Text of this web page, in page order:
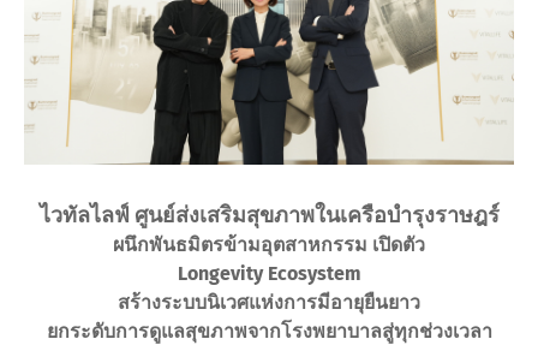
ไวทัลไลฟ์ ศูนย์ส่งเสริมสุขภาพในเครือบำรุงราษฎร์
ผนึกพันธมิตรข้ามอุตสาหกรรม เปิดตัว
Longevity Ecosystem
สร้างระบบนิเวศแห่งการมีอายุยืนยาว
ยกระดับการดูแลสุขภาพจากโรงพยาบาลสู่ทุกช่วงเวลา